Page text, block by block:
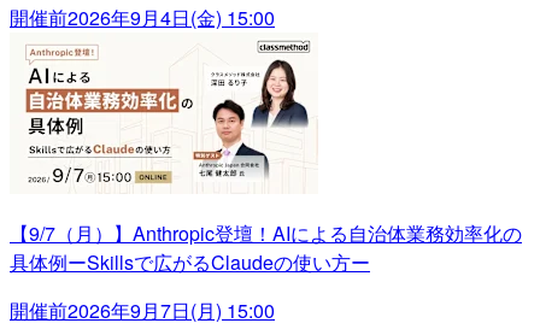
開催前2026年9月4日(金) 15:00
【9/7（月）】Anthropic登壇！AIによる自治体業務効率化の
具体例ーSkillsで広がるClaudeの使い方ー
開催前2026年9月7日(月) 15:00